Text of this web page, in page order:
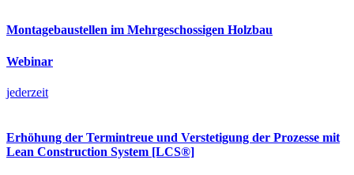
Montagebaustellen im Mehrgeschossigen Holzbau
Webinar
jederzeit
Erhöhung der Termintreue und Verstetigung der Prozesse mit
Lean Construction System [LCS®]